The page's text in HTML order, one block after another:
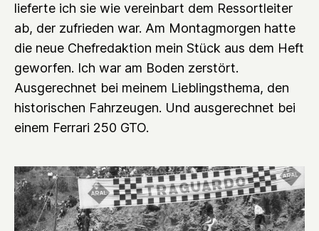
lieferte ich sie wie vereinbart dem Ressortleiter
ab, der zufrieden war. Am Montagmorgen hatte
die neue Chefredaktion mein Stück aus dem Heft
geworfen. Ich war am Boden zerstört.
Ausgerechnet bei meinem Lieblingsthema, den
historischen Fahrzeugen. Und ausgerechnet bei
einem Ferrari 250 GTO.